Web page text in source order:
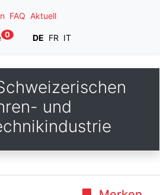
FAQ Aktuell
0 DE FR IT
und